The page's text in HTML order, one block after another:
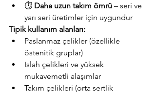
⏱️ Daha uzun takım ömrü – seri ve
yarı seri üretimler için uygundur
Tipik kullanım alanları:
Paslanmaz çelikler (özellikle
östenitik gruplar)
Islah çelikleri ve yüksek
mukavemetli alaşımlar
Takım çelikleri (orta sertlik